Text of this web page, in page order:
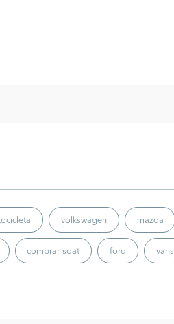
volkswagen mazda
comprar soat ford vans